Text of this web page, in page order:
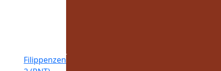
Filippenzen